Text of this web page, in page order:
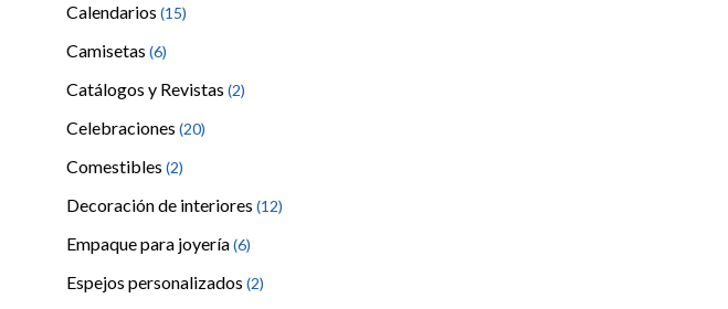
Calendarios (15)
Camisetas (6)
Catálogos y Revistas (2)
Celebraciones (20)
Comestibles (2)
Decoración de interiores (12)
Empaque para joyería(6)
Espejos personalizados (2)